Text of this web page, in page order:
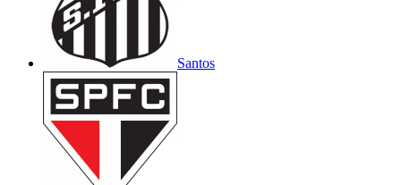
Santos